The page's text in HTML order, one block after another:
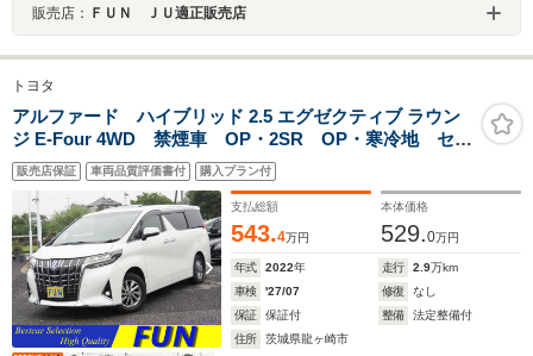
販売店： ＦＵＮ ＪＵ適正販売店
トヨタ
アルファード ハイブリッド 2.5 エグゼクティブ ラウン
ジ E-Four 4WD 禁煙車 OP・2SR OP・寒冷地 セー
フティセンス BSM Dインナーミラー 両自動 Pバッ
クドア 黒ナッパ革シート JBL メーカーナビ&リヤエ
ンタメ&全周囲&IPA2 OP・スカッフイルミ
販売店保証 車両品質評価書付 購入プラン付
支払総額
543.4万円
本体価格
529.0万円
年式 2022年 走行 2.9万km
車検
'27/07 修復
なし
保証
保証付 整備
法定整備付
住所
茨城県龍ヶ崎市